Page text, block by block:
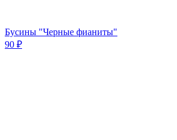
Бусины "Черные фианиты"
90 ₽